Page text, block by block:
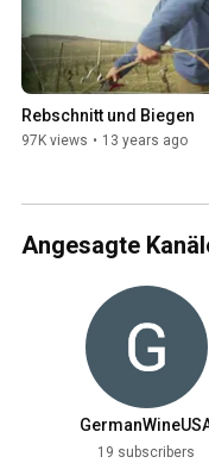
Rebschnitt und Biegen
97K views • 13 years ago
Angesagte
19 subscribers